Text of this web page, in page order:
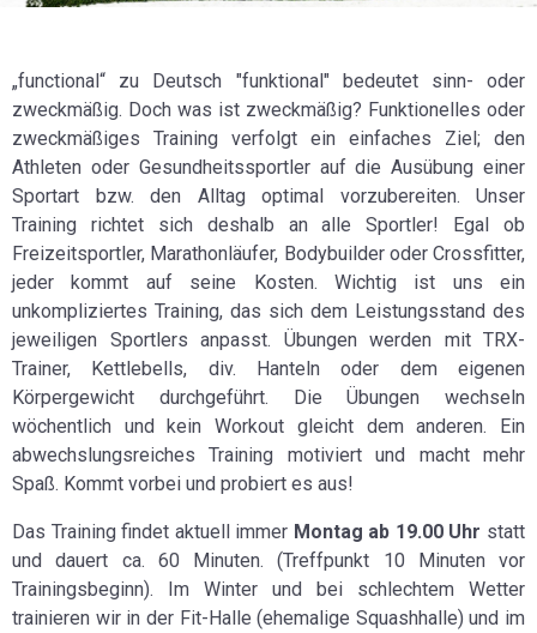
„functional“ zu Deutsch "funktional" bedeutet sinn- oder
zweckmäßig. Doch was ist zweckmäßig? Funktionelles oder
zweckmäßiges Training verfolgt ein einfaches Ziel; den
Athleten oder Gesundheitssportler auf die Ausübung einer
Sportart bzw. den Alltag optimal vorzubereiten. Unser
Training richtet sich deshalb an alle Sportler! Egal ob
Freizeitsportler, Marathonläufer, Bodybuilder oder Crossfitter,
jeder kommt auf seine Kosten. Wichtig ist uns ein
unkompliziertes Training, das sich dem Leistungsstand des
jeweiligen Sportlers anpasst. Übungen werden mit TRX-
Trainer, Kettlebells, div. Hanteln oder dem eigenen
Körpergewicht durchgeführt. Die Übungen wechseln
wöchentlich und kein Workout gleicht dem anderen. Ein
abwechslungsreiches Training motiviert und macht mehr
Spaß. Kommt vorbei und probiert es aus!
Das Training findet aktuell immer Montag ab 19.00 Uhr statt
und dauert ca. 60 Minuten. (Treffpunkt 10 Minuten vor
Trainingsbeginn). Im Winter und bei schlechtem Wetter
trainieren wir in der Fit-Halle (ehemalige Squashhalle) und im